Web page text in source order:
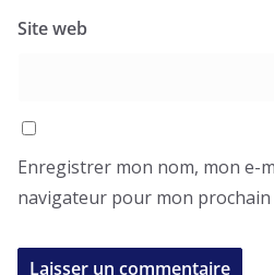
Site web
Enregistrer mon nom, mon e-
navigateur pour mon prochain